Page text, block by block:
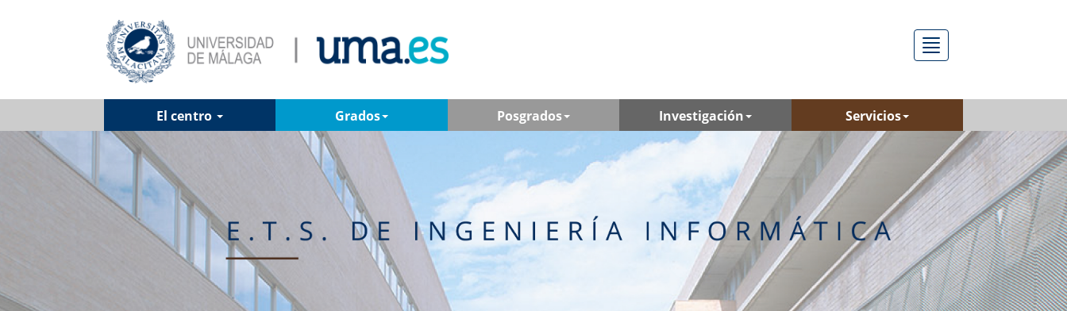
Menú
El centro Grados Posgrados Investigación Servicios